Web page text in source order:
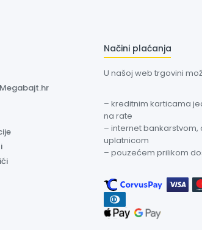
Načini plaćanja
U našoj web trgovini
– kreditnim karticama
na rate
– internet bankarstvom,
uplatnicom
– pouzećem prilikom